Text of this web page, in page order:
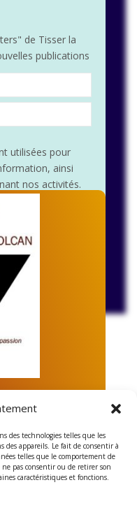
des technologies telles que les
des appareils. Le fait de consentir à
telles que le comportement de
pas consentir ou de retirer son
caractéristiques et fonctions.
de Tisser la
publications
utilisées pour
ainsi
nos activités.
le lien de
de nos
la connexion
rêve éveillé et la
la vie.